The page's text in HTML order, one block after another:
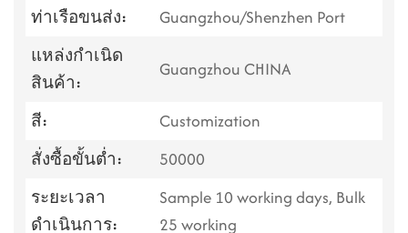
ท่าเรือขนส่ง:
Guangzhou/Shenzhen Port
แหล่งกำเนิด
สินค้า:
Guangzhou CHINA
สี:
Customization
สั่งซื้อขั้นต่ำ:
50000
ระยะเวลา
ดำเนินการ:
Sample 10 working days, Bulk
25 working